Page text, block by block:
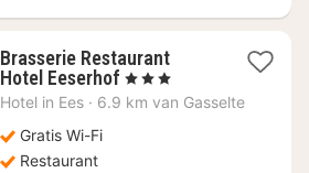
Brasserie Restaurant
Hotel Eeserhof 1
nacht
, 3 Sterren
Hotel in Ees · 6.9 km van Gasselte
Gratis Wi-Fi
Restaurant